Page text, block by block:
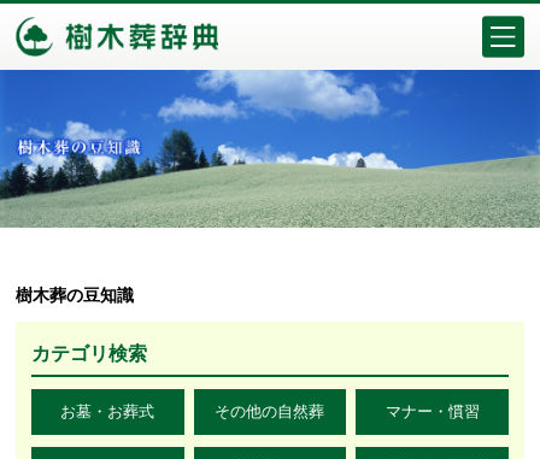
樹木葬の豆知識
カテゴリ検索
お墓・お葬式 その他の自然葬 マナー・慣習